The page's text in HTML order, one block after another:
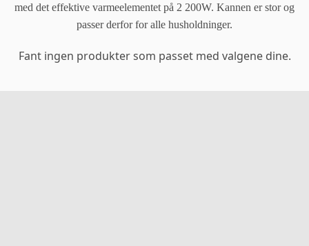
med det effektive varmeelementet på 2 200W. Kannen er stor og
passer derfor for alle husholdninger.
Fant ingen produkter som passet med valgene dine.